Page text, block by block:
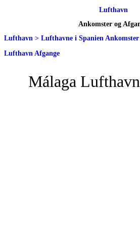
Lufthavn
Ankomster og
Lufthavn > Lufthavne i Spanien Ankomster
Lufthavn Afgange
Málaga